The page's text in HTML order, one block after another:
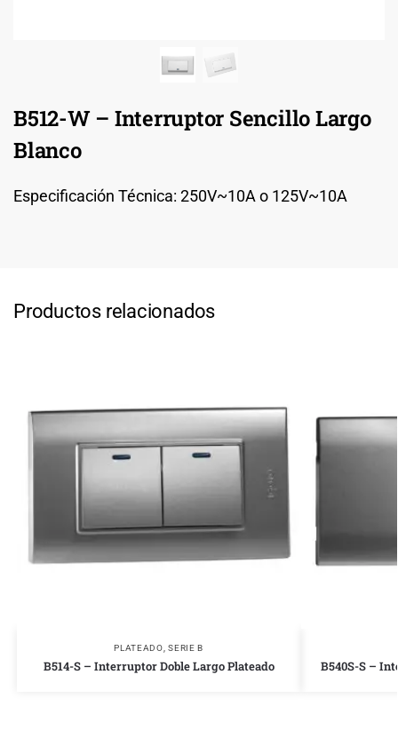
B512-W – Interruptor Sencillo Largo
Blanco
Especificación Técnica: 250V~10A o 125V~10A
Productos relacionados
PLATEADO ,SERIE B
B514-S – Interruptor Doble Largo Plateado B540S-S –